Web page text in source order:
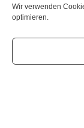
Wir verwenden
optimieren.